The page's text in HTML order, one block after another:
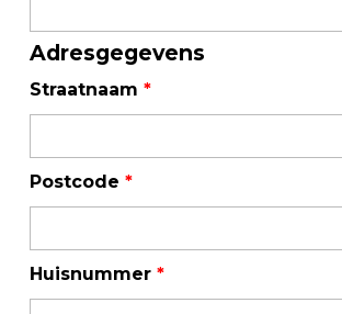
Adresgegevens
Straatnaam *
Postcode *
Huisnummer *